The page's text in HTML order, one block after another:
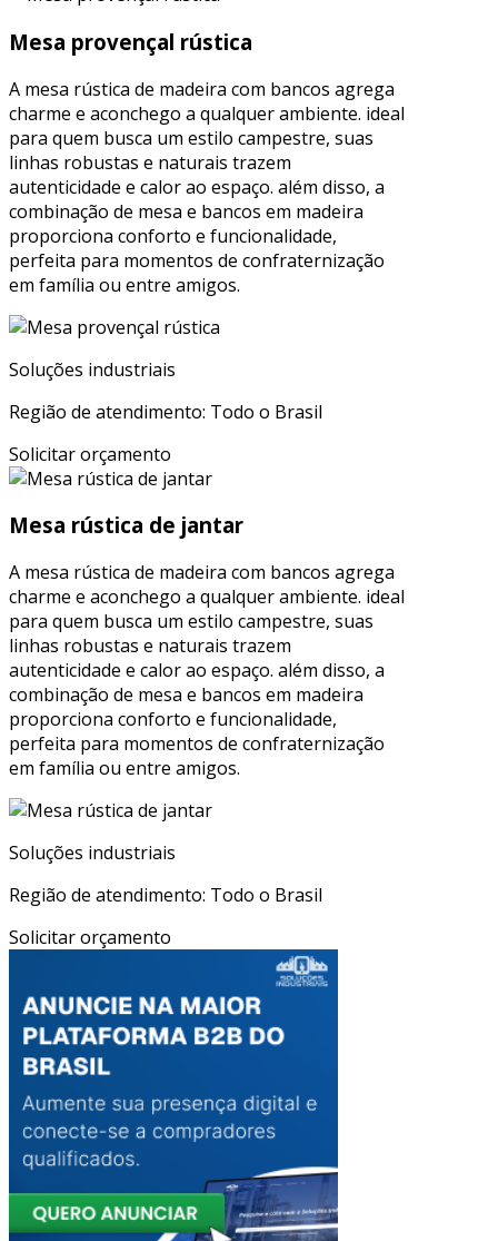
Mesa provençal rústica
A mesa rústica de madeira com bancos agrega
charme e aconchego a qualquer ambiente. ideal
para quem busca um estilo campestre, suas
linhas robustas e naturais trazem
autenticidade e calor ao espaço. além disso, a
combinação de mesa e bancos em madeira
proporciona conforto e funcionalidade,
perfeita para momentos de confraternização
em família ou entre amigos.
Soluções industriais
Região de atendimento: Todo o Brasil
Solicitar orçamento
Mesa rústica de jantar
A mesa rústica de madeira com bancos agrega
charme e aconchego a qualquer ambiente. ideal
para quem busca um estilo campestre, suas
linhas robustas e naturais trazem
autenticidade e calor ao espaço. além disso, a
combinação de mesa e bancos em madeira
proporciona conforto e funcionalidade,
perfeita para momentos de confraternização
em família ou entre amigos.
Soluções industriais
Região de atendimento: Todo o Brasil
Solicitar orçamento